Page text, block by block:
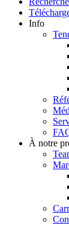
Info
À notre